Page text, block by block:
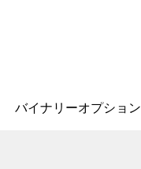
バイナリーオプション